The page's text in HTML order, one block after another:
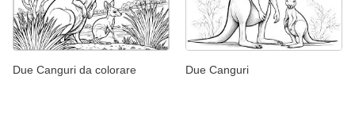
Due Canguri da colorare Due Canguri